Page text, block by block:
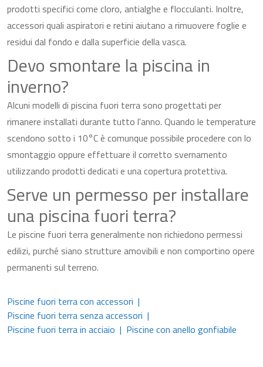
prodotti specifici come cloro, antialghe e flocculanti. Inoltre,
accessori quali aspiratori e retini aiutano a rimuovere foglie e
residui dal fondo e dalla superficie della vasca.
Devo smontare la piscina in
inverno?
Alcuni modelli di piscina fuori terra sono progettati per
rimanere installati durante tutto l'anno. Quando le temperature
scendono sotto i 10°C è comunque possibile procedere con lo
smontaggio oppure effettuare il corretto svernamento
utilizzando prodotti dedicati e una copertura protettiva.
Serve un permesso per installare
una piscina fuori terra?
Le piscine fuori terra generalmente non richiedono permessi
edilizi, purché siano strutture amovibili e non comportino opere
permanenti sul terreno.
Piscine fuori terra con accessori
Piscine fuori terra senza accessori
Piscine fuori terra in acciaio
Piscine con anello gonfiabile